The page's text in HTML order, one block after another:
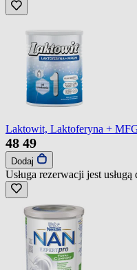
Laktowit, Laktoferyna +
48 49
Dodaj
Usługa rezerwacji jest usługą